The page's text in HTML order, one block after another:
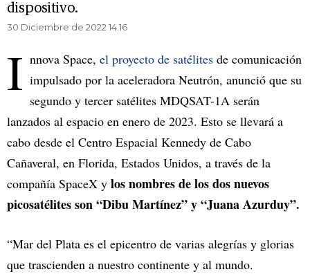
dispositivo.
30 Diciembre de 2022 14.16
I nnova Space, el proyecto de satélites de comunicación
impulsado por la aceleradora Neutrón, anunció que su
segundo y tercer satélites MDQSAT-1A serán
lanzados al espacio en enero de 2023. Esto se llevará a
cabo desde el Centro Espacial Kennedy de Cabo
Cañaveral, en Florida, Estados Unidos, a través de la
compañía SpaceX y los nombres de los dos nuevos
picosatélites son “Dibu Martínez” y “Juana Azurduy”.
“Mar del Plata es el epicentro de varias alegrías y glorias
que trascienden a nuestro continente y al mundo.